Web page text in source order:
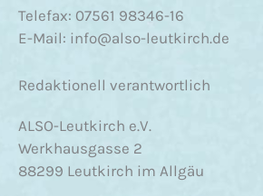
Telefax: 07561 98346-16
E-Mail: info@also-leutkirch.de
Redaktionell verantwortlich
ALSO-Leutkirch e.V.
Werkhausgasse 2
88299 Leutkirch im Allgäu